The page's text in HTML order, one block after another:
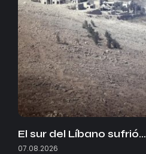
El sur del Líbano sufrió…
07.08.2026